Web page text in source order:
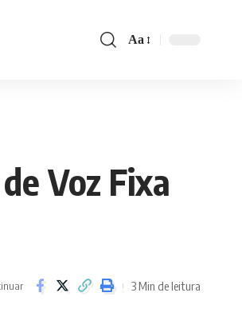
Font
Aa
Voz Fixa
3 Min de leitura